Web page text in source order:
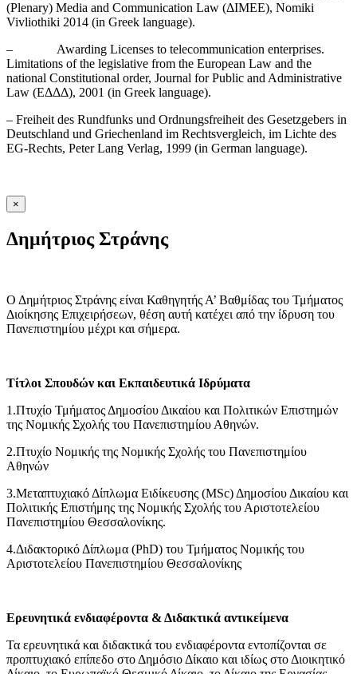
(Plenary) Media and Communication Law (ΔΙΜΕΕ), Nomiki
Vivliothiki 2014 (in Greek language).
– Awarding Licenses to telecommunication enterprises.
Limitations of the legislative from the European Law and the
national Constitutional order, Journal for Public and Administrative
Law (ΕΔΔΔ), 2001 (in Greek language).
– Freiheit des Rundfunks und Ordnungsfreiheit des Gesetzgebers in
Deutschland und Griechenland im Rechtsvergleich, im Lichte des
EG-Rechts, Peter Lang Verlag, 1999 (in German language).
×
Δημήτριος Στράνης
Ο Δημήτριος Στράνης είναι Καθηγητής Α’ Βαθμίδας του Τμήματος
Διοίκησης Επιχειρήσεων, θέση αυτή κατέχει από την ίδρυση του
Πανεπιστημίου μέχρι και σήμερα.
Τίτλοι Σπουδών και Εκπαιδευτικά Ιδρύματα
1.Πτυχίο Τμήματος Δημοσίου Δικαίου και Πολιτικών Επιστημών
της Νομικής Σχολής του Πανεπιστημίου Αθηνών.
2.Πτυχίο Νομικής της Νομικής Σχολής του Πανεπιστημίου
Αθηνών
3.Μεταπτυχιακό Δίπλωμα Ειδίκευσης (MSc) Δημοσίου Δικαίου και
Πολιτικής Επιστήμης της Νομικής Σχολής του Αριστοτελείου
Πανεπιστημίου Θεσσαλονίκης.
4.Διδακτορικό Δίπλωμα (PhD) του Τμήματος Νομικής του
Αριστοτελείου Πανεπιστημίου Θεσσαλονίκης
Ερευνητικά ενδιαφέροντα & Διδακτικά αντικείμενα
Τα ερευνητικά και διδακτικά του ενδιαφέροντα εντοπίζονται σε
προπτυχιακό επίπεδο στο Δημόσιο Δίκαιο και ιδίως στο Διοικητικό